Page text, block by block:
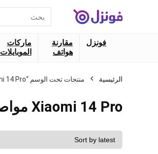
عن:
فونزل
مقارنة
هواتف
ماركات
الموبايلات
الرئيسية منتجات تحت الوسم “Xiaomi 14 Pro مواصفات”
Xiaomi 14 Pro مواصفات